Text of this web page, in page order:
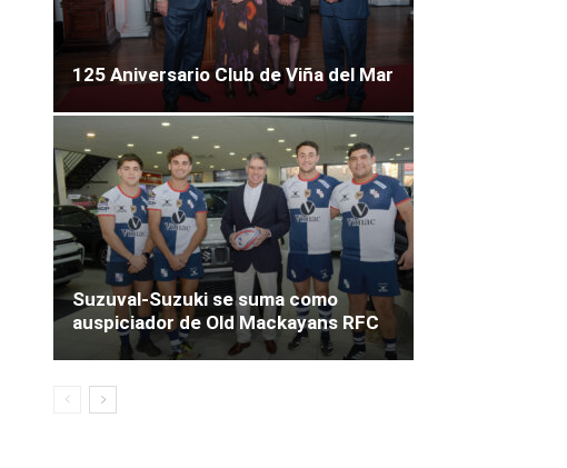
125 Aniversario Club de Viña del Mar
Suzuval-Suzuki se suma como
auspiciador de Old Mackayans RFC